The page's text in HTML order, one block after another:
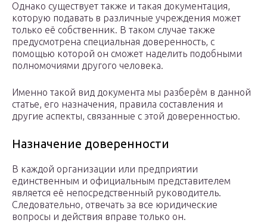
Однако существует также и такая документация,
которую подавать в различные учреждения может
только её собственник. В таком случае также
предусмотрена специальная доверенность, с
помощью которой он сможет наделить подобными
полномочиями другого человека.
Именно такой вид документа мы разберём в данной
статье, его назначения, правила составления и
другие аспекты, связанные с этой доверенностью.
Назначение доверенности
В каждой организации или предприятии
единственным и официальным представителем
является её непосредственный руководитель.
Следовательно, отвечать за все юридические
вопросы и действия вправе только он.